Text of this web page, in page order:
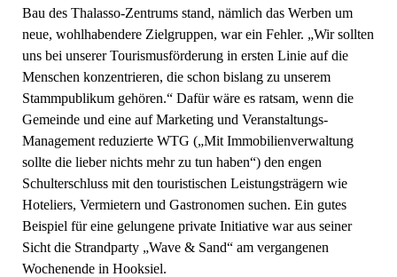
Bau des Thalasso-Zentrums stand, nämlich das Werben um
neue, wohlhabendere Zielgruppen, war ein Fehler. „Wir sollten
uns bei unserer Tourismusförderung in ersten Linie auf die
Menschen konzentrieren, die schon bislang zu unserem
Stammpublikum gehören.“ Dafür wäre es ratsam, wenn die
Gemeinde und eine auf Marketing und Veranstaltungs-
Management reduzierte WTG („Mit Immobilienverwaltung
sollte die lieber nichts mehr zu tun haben“) den engen
Schulterschluss mit den touristischen Leistungsträgern wie
Hoteliers, Vermietern und Gastronomen suchen. Ein gutes
Beispiel für eine gelungene private Initiative war aus seiner
Sicht die Strandparty „Wave & Sand“ am vergangenen
Wochenende in Hooksiel.